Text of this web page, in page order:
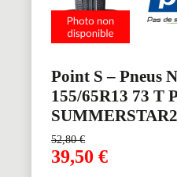
Point S – Pneus
155/65R13 73 T
SUMMERSTAR2
52,80€
39,50 €